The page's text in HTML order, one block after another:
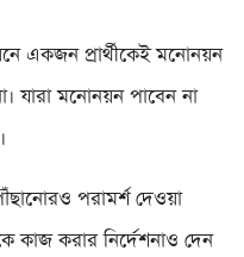
একজন প্রার্থীকেই মনোনয়ন
যারা মনোনয়ন পাবেন না
পরামর্শ দেওয়া
কাজ করার নির্দেশনাও দেন